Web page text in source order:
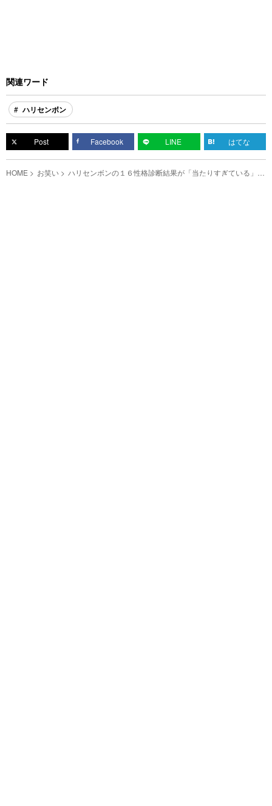
関連ワード
ハリセンボン
Post Facebook LINE はてな
HOME お笑い ハリセンボンの１６性格診断結果が「当たりすぎている」と
話題に